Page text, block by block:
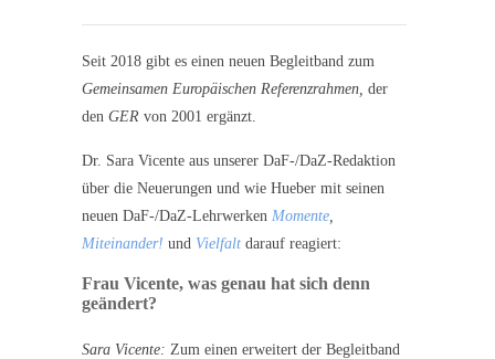
Seit 2018 gibt es einen neuen Begleitband zum
Gemeinsamen Europäischen Referenzrahmen, der
den GER von 2001 ergänzt.
Dr. Sara Vicente aus unserer DaF-/DaZ-Redaktion
über die Neuerungen und wie Hueber mit seinen
neuen DaF-/DaZ-Lehrwerken Momente,
Miteinander! und Vielfalt darauf reagiert:
Frau Vicente, was genau hat sich denn
geändert?
Sara Vicente: Zum einen erweitert der Begleitband